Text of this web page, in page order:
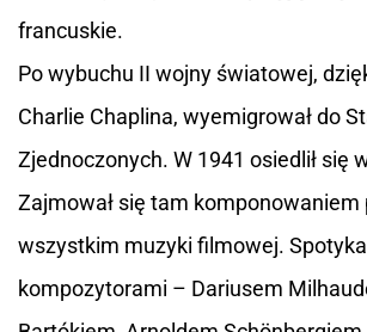
francuskie.
Po wybuchu II wojny światowej,
Charlie Chaplina, wyemigrował do
Zjednoczonych. W 1941 osiedlił się
Zajmował się tam komponowaniem
wszystkim muzyki filmowej.
kompozytorami – Dariusem